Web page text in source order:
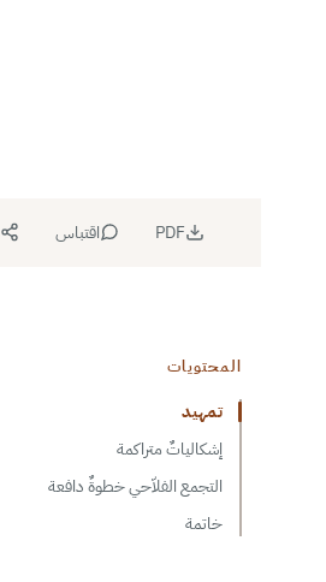
PDF اقتباس
المحتويات
تمهيد
إشكالياتٌ متراكمة
التجمع الفلاّحي خطوةٌ دافعة
خاتمة